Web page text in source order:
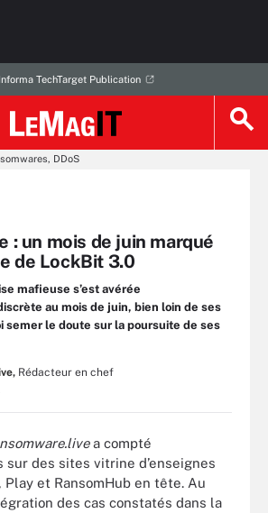
TechTarget Publication
DDoS
: un mois de juin marqué
de LockBit 3.0
mafieuse s’est avérée
au mois de juin, bien loin de ses
semer le doute sur la poursuite de ses
Rédacteur en chef
a compté
sur des sites vitrine d’enseignes
Play et RansomHub en tête. Au
des cas constatés dans la